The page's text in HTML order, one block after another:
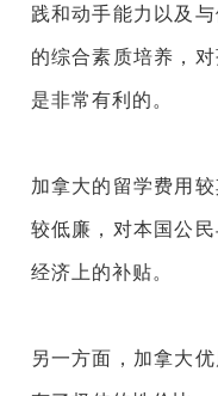
践和动手能力以及
的综合素质培养，
是非常有利的。
加拿大的留学费用
较低廉，对本国公
经济上的补贴。
另一方面，加拿大